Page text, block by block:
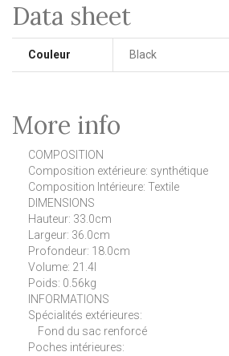
Data sheet
Couleur Black
More info
COMPOSITION
Composition extérieure: synthétique
Composition Intérieure: Textile
DIMENSIONS
Hauteur: 33.0cm
Largeur: 36.0cm
Profondeur: 18.0cm
Volume: 21.4l
Poids: 0.56kg
INFORMATIONS
Spécialités extérieures:
Fond du sac renforcé
Poches intérieures: